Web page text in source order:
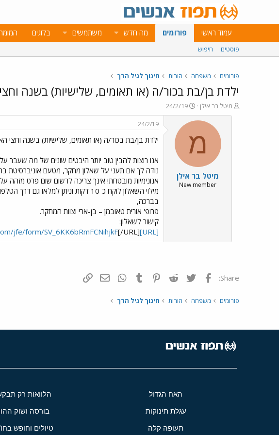
עמוד ראשי פורומים מה חדש משתמשים בלוגים
פוסטים חיפוש
פורומים משפחה הורות חינוך לגיל הרך
ילדת בן/בת בכור/ה (או תאומים, שלישיות) בשנה
פ
ו
מיטל בר אילן
פ
ו
ר
א
ר
י
24/2/19
מ
מיטל בר אילן
New member
24/2/19
ילדת בן/בת בכור/ה (או תאומים, שלישיות) בשנה וחצי
אנו רוצות להבין טוב יותר היבטים שונים של מה שעבר
נודה לך אם תעני על שאלון מחקר, מטעם אוניברסיטת
אנונימיות מובטחת! אינך צריכה לרשום שום פרט מזהה
מילוי השאלון לוקח כ-10 דקות וניתן למלאו גם דרך הטלפון הנייד.
בברכה,
פרופ' אורית טאובמן – בן-ארי וצוות המחקר.
קישור לשאלון:
[URL]https://biusocialsciences.eu.qualtrics.com/jfe/form/SV_6KK6bRmFCNihjkF
[/URL]
Share: פייסבוק Twitter
Reddit
Pinterest
Tumblr
WhatsAppדואר אלקטרוני
פורומים משפחה הורות חינוך לגיל הרך
האח הגדול הלוואות רק
עגלת תינוקות בורסה ושוק
תעופה קלה טיולים וחופש